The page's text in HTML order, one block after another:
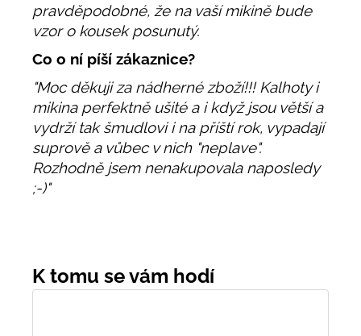
pravděpodobné, že na vaší mikině bude
vzor o kousek posunutý.
Co o ní píší zákaznice?
"Moc děkuji za nádherné zboží!!! Kalhoty i
mikina perfektně ušité a i když jsou větší a
vydrží tak šmudlovi i na příští rok, vypadají
suprově a vůbec v nich "neplave".
Rozhodně jsem nenakupovala naposledy
;-)"